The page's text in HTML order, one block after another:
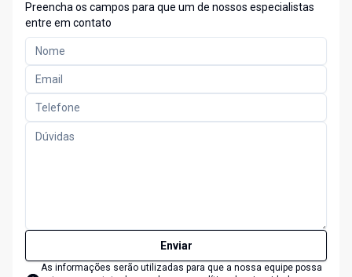
Preencha os campos para que um de nossos especialistas
entre em contato
Enviar
As informações serão utilizadas para que a nossa equipe possa